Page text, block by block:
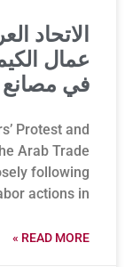
الاتحاد
عمال
في مصانع
Protest and
Arab Trade
following
actions in
READ MORE »